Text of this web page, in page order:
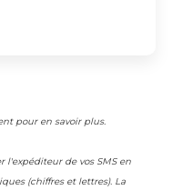
pour en savoir plus.
l'expéditeur de vos SMS en
(chiffres et lettres). La